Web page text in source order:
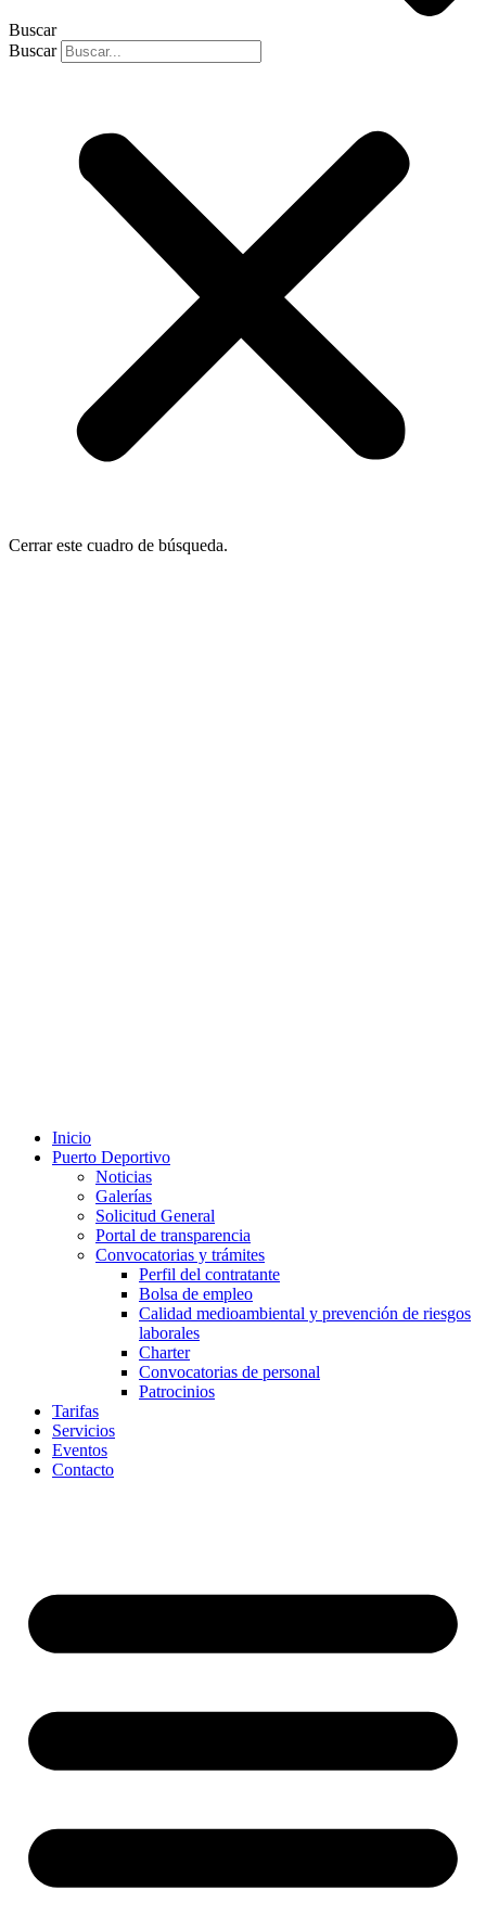
Buscar
Buscar
Cerrar este cuadro de búsqueda.
Inicio
Puerto Deportivo
Noticias
Galerías
Solicitud General
Portal de transparencia
Convocatorias y trámites
Perfil del contratante
Bolsa de empleo
Calidad medioambiental y prevención de riesgos
laborales
Charter
Convocatorias de personal
Patrocinios
Tarifas
Servicios
Eventos
Contacto